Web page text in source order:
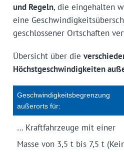
und Regeln, die eingehalten
eine
geschlossener Ortschaften
Übersicht über die
Höchstgeschwindigkeiten
Geschwindigkeitsbegrenzung
außerorts für:
… Kraftfahrzeuge mit einer
Masse von 3,5 t bis 7,5 t